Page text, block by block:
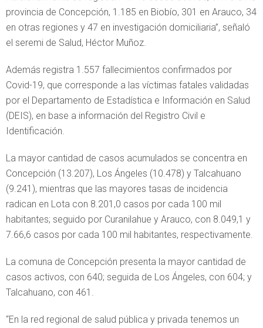
provincia de Concepción, 1.185 en Biobío, 301 en Arauco, 34
en otras regiones y 47 en investigación domiciliaria”, señaló
el seremi de Salud, Héctor Muñoz.
Además registra 1.557 fallecimientos confirmados por
Covid-19, que corresponde a las víctimas fatales validadas
por el Departamento de Estadística e Información en Salud
(DEIS), en base a información del Registro Civil e
Identificación.
La mayor cantidad de casos acumulados se concentra en
Concepción (13.207), Los Ángeles (10.478) y Talcahuano
(9.241), mientras que las mayores tasas de incidencia
radican en Lota con 8.201,0 casos por cada 100 mil
habitantes; seguido por Curanilahue y Arauco, con 8.049,1 y
7.66,6 casos por cada 100 mil habitantes, respectivamente.
La comuna de Concepción presenta la mayor cantidad de
casos activos, con 640; seguida de Los Ángeles, con 604; y
Talcahuano, con 461.
“En la red regional de salud pública y privada tenemos un